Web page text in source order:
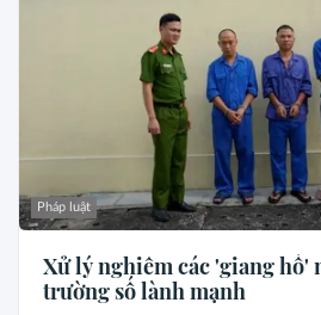
Pháp luật
Xử lý nghiêm các 'giang hồ'
trường số lành mạnh